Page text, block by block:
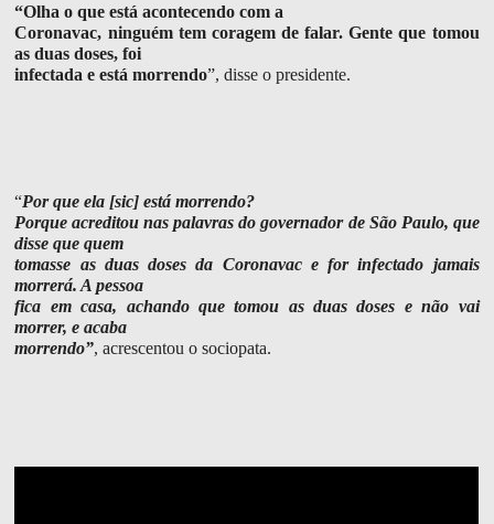
“Olha o que está acontecendo com a
Coronavac, ninguém tem coragem de falar. Gente que tomou
as duas doses, foi
infectada e está morrendo”, disse o presidente.
“Por que ela [sic] está morrendo?
Porque acreditou nas palavras do governador de São Paulo, que
disse que quem
tomasse as duas doses da Coronavac e for infectado jamais
morrerá. A pessoa
fica em casa, achando que tomou as duas doses e não vai
morrer, e acaba
morrendo”, acrescentou o sociopata.